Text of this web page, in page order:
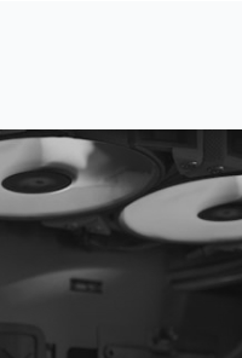
och
Varför är
strävar